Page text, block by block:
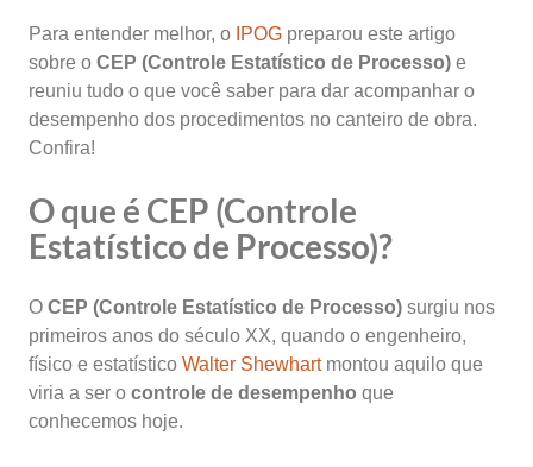
Para entender melhor, o IPOG preparou este artigo
sobre o CEP (Controle Estatístico de Processo) e
reuniu tudo o que você saber para dar acompanhar o
desempenho dos procedimentos no canteiro de obra.
Confira!
O que é CEP (Controle
Estatístico de Processo)?
O CEP (Controle Estatístico de Processo) surgiu nos
primeiros anos do século XX, quando o engenheiro,
físico e estatístico Walter Shewhartmontou aquilo que
viria a ser o controle de desempenho que
conhecemos hoje.